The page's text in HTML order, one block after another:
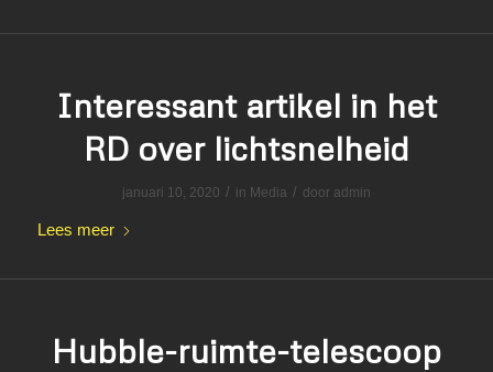
Interessant artikel in het
RD over lichtsnelheid
januari 10, 2020 / in Media / door admin
Lees meer
Hubble-ruimte-telescoop